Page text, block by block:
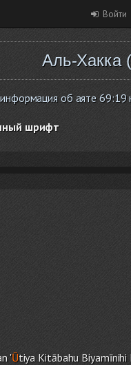
Войти
Аль-Хакка
об аяте 69:19
шрифт
'Ūtiya Kitābahu Biyamīnihi